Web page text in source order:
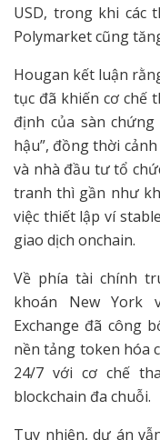
USD, trong khi các
Polymarket cũng
Hougan kết luận
tục đã khiến cơ chế
định của sàn
hậu”, đồng thời
và nhà đầu tư tổ
tranh thì gần như
việc thiết lập ví
giao dịch onchain.
Về phía tài chính
khoán New York
Exchange đã công
nền tảng token hóa
24/7 với cơ chế
blockchain đa chuỗi.
Tuy nhiên, dự án